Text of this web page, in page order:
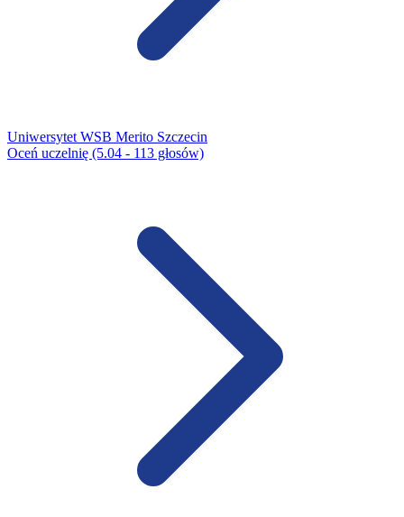
Uniwersytet WSB Merito Szczecin
Oceń uczelnię (5.04 - 113 głosów)